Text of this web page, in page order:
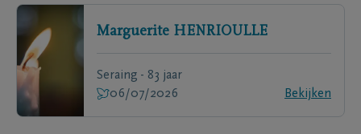
Marguerite HENRIOULLE
Seraing - 83 jaar
06/07/2026
Bekijken